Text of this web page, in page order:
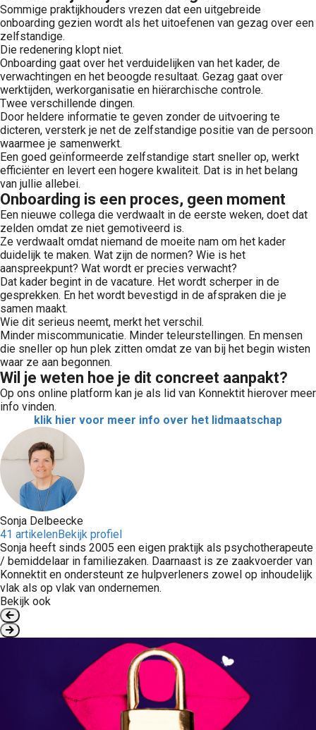
Sommige praktijkhouders vrezen dat een uitgebreide
onboarding gezien wordt als het uitoefenen van gezag over een
zelfstandige.
Die redenering klopt niet.
Onboarding gaat over het verduidelijken van het kader, de
verwachtingen en het beoogde resultaat. Gezag gaat over
werktijden, werkorganisatie en hiërarchische controle.
Twee verschillende dingen.
Door heldere informatie te geven zonder de uitvoering te
dicteren, versterk je net de zelfstandige positie van de persoon
waarmee je samenwerkt.
Een goed geïnformeerde zelfstandige start sneller op, werkt
efficiënter en levert een hogere kwaliteit. Dat is in het belang
van jullie allebei.
Onboarding is een proces, geen moment
Een nieuwe collega die verdwaalt in de eerste weken, doet dat
zelden omdat ze niet gemotiveerd is.
Ze verdwaalt omdat niemand de moeite nam om het kader
duidelijk te maken. Wat zijn de normen? Wie is het
aanspreekpunt? Wat wordt er precies verwacht?
Dat kader begint in de vacature. Het wordt scherper in de
gesprekken. En het wordt bevestigd in de afspraken die je
samen maakt.
Wie dit serieus neemt, merkt het verschil.
Minder miscommunicatie. Minder teleurstellingen. En mensen
die sneller op hun plek zitten omdat ze van bij het begin wisten
waar ze aan begonnen.
Wil je weten hoe je dit concreet aanpakt?
Op ons online platform kan je als lid van Konnektit hierover meer
info vinden.
klik hier voor meer info over het lidmaatschap
Sonja Delbeecke
41 artikelenBekijk profiel
Sonja heeft sinds 2005 een eigen praktijk als psychotherapeute
/ bemiddelaar in familiezaken. Daarnaast is ze zaakvoerder van
Konnektit en ondersteunt ze hulpverleners zowel op inhoudelijk
vlak als op vlak van ondernemen.
Bekijk ook